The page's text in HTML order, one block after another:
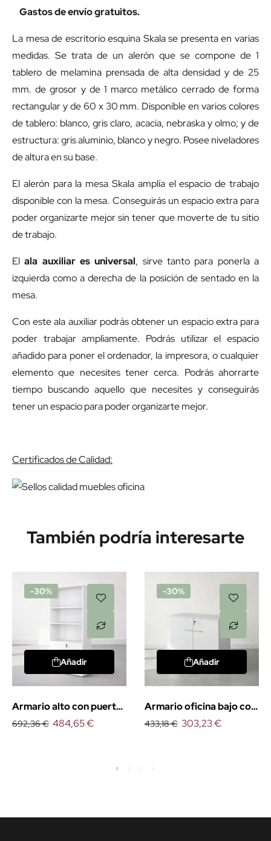
Gastos de envío gratuitos.
La mesa de escritorio esquina Skala se presenta en varias
medidas. Se trata de un alerón que se compone de 1
tablero de melamina prensada de alta densidad y de 25
mm. de grosor y de 1 marco metálico cerrado de forma
rectangular y de 60 x 30 mm. Disponible en varios colores
de tablero: blanco, gris claro, acacia, nebraska y olmo; y de
estructura: gris aluminio, blanco y negro. Posee niveladores
de altura en su base.
El alerón para la mesa Skala amplía el espacio de trabajo
disponible con la mesa. Conseguirás un espacio extra para
poder organizarte mejor sin tener que moverte de tu sitio
de trabajo.
Elala auxiliar es universal, sirve tanto para ponerla a
izquierda como a derecha de la posición de sentado en la
mesa.
Con este ala auxiliar podrás obtener un espacio extra para
poder trabajar ampliamente. Podrás utilizar el espacio
añadido para poner el ordenador, la impresora, o cualquier
elemento que necesites tener cerca. Podrás ahorrarte
tiempo buscando aquello que necesites y conseguirás
tener un espacio para poder organizarte mejor.
Certificados de Calidad:
También podría interesarte
-30%
Añadir
Armario alto con puertas
bajas
692,36 € 484,65 €
-30%
Añadir
Armario oficina bajo con
puertas
433,18 € 303,23 €